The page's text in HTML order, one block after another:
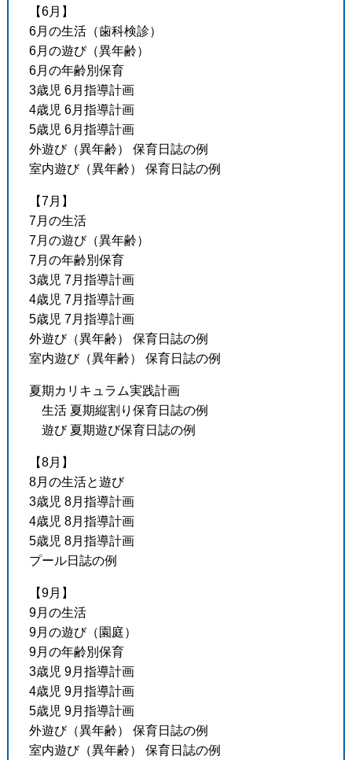
【6月】
6月の生活（歯科検診）
6月の遊び（異年齢）
6月の年齢別保育
3歳児 6月指導計画
4歳児 6月指導計画
5歳児 6月指導計画
外遊び（異年齢） 保育日誌の例
室内遊び（異年齢） 保育日誌の例
【7月】
7月の生活
7月の遊び（異年齢）
7月の年齢別保育
3歳児 7月指導計画
4歳児 7月指導計画
5歳児 7月指導計画
外遊び（異年齢） 保育日誌の例
室内遊び（異年齢） 保育日誌の例
夏期カリキュラム実践計画
生活 夏期縦割り保育日誌の例
遊び 夏期遊び保育日誌の例
【8月】
8月の生活と遊び
3歳児 8月指導計画
4歳児 8月指導計画
5歳児 8月指導計画
プール日誌の例
【9月】
9月の生活
9月の遊び（園庭）
9月の年齢別保育
3歳児 9月指導計画
4歳児 9月指導計画
5歳児 9月指導計画
外遊び（異年齢） 保育日誌の例
室内遊び（異年齢） 保育日誌の例